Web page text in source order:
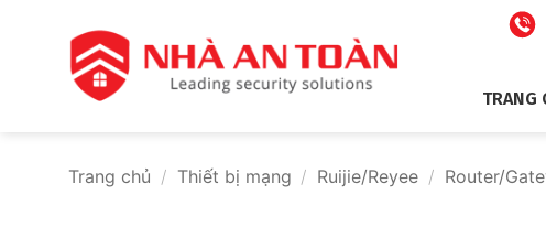
TRANG
Trang chủ / Thiết bị mạng / Ruijie/Reyee / Router/